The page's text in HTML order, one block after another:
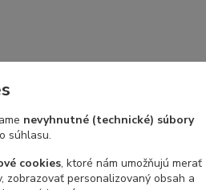
nevyhnutné (technické) súbory
súhlasu.
cookies, ktoré nám umožňujú merať
zobrazovať personalizovaný obsah a